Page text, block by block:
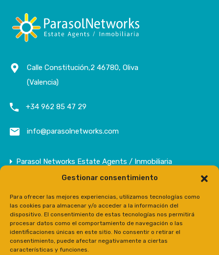
Gestionar consentimiento
Para ofrecer las mejores experiencias, utilizamos tecnologías como
las cookies para almacenar y/o acceder a la información del
dispositivo. El consentimiento de estas tecnologías nos permitirá
procesar datos como el comportamiento de navegación o las
identificaciones únicas en este sitio. No consentir o retirar el
consentimiento, puede afectar negativamente a ciertas
características y funciones.
Calle Constitución,2 46780, Oliva
(Valencia)
+34 962 85 47 29
info@parasolnetworks.com
Parasol Networks Estate Agents / Inmobiliaria
Inmuebles
Contacto
Prensa